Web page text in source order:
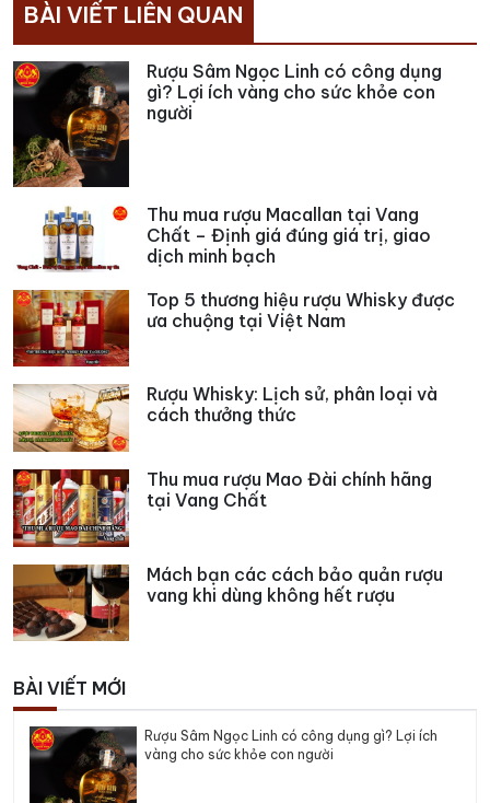
BÀI VIẾT LIÊN QUAN
Rượu Sâm Ngọc Linh có công dụng
gì? Lợi ích vàng cho sức khỏe con
người
Thu mua rượu Macallan tại Vang
Chất – Định giá đúng giá trị, giao
dịch minh bạch
Top 5 thương hiệu rượu Whisky được
ưa chuộng tại Việt Nam
Rượu Whisky: Lịch sử, phân loại và
cách thưởng thức
Thu mua rượu Mao Đài chính hãng
tại Vang Chất
Mách bạn các cách bảo quản rượu
vang khi dùng không hết rượu
BÀI VIẾT MỚI
Rượu Sâm Ngọc Linh có công dụng gì? Lợi ích
vàng cho sức khỏe con người